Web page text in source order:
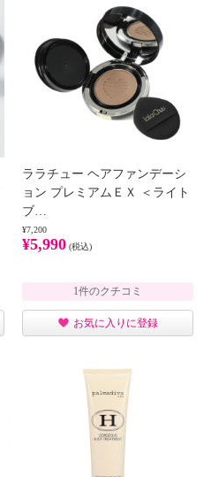
ララチュー ヘアファンデーシ
ョン プレミアムＥＸ ＜ライト
ブ…
¥7,200
¥5,990 (税込)
1件のクチコミ
お気に入りに登録